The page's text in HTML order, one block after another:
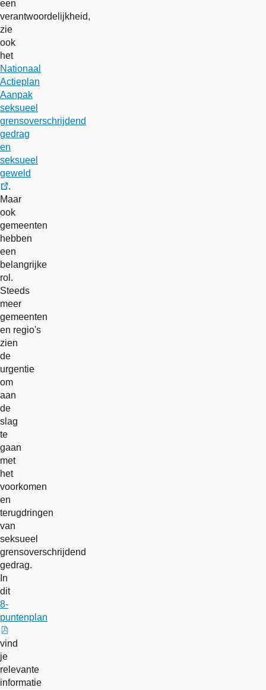
een
verantwoordelijkheid,
zie
ook
het
Nationaal
Actieplan
Aanpak
seksueel
grensoverschrijdend
gedrag
en
seksueel
geweld
externe
link
.
Maar
ook
gemeenten
hebben
een
belangrijke
rol.
Steeds
meer
gemeenten
en regio's
zien
de
urgentie
om
aan
de
slag
te
gaan
met
het
voorkomen
en
terugdringen
van
seksueel
grensoverschrijdend
gedrag.
In
dit
8-
puntenplan
externe
link
vind
je
relevante
informatie